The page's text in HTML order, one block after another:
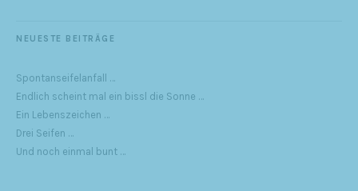
NEUESTE BEITRÄGE
Spontanseifelanfall …
Endlich scheint mal ein bissl die Sonne …
Ein Lebenszeichen …
Drei Seifen …
Und noch einmal bunt …